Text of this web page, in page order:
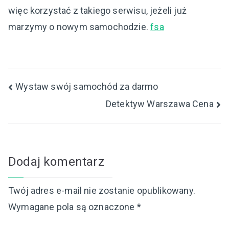
więc korzystać z takiego serwisu, jeżeli już
marzymy o nowym samochodzie.fsa
Nawigacja
Wystaw swój samochód za darmo
Detektyw Warszawa Cena
Dodaj komentarz
Twój adres e-mail nie zostanie opublikowany.
Wymagane pola są oznaczone *